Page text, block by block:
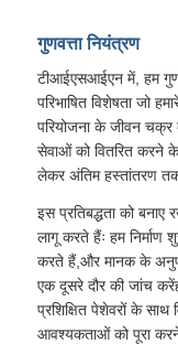
गुणवत्ता नियंत्रण
टीआईएसआईएन में, हम
परिभाषित विशेषता जो
परियोजना के जीवन चक्र
सेवाओं को वितरित करने के
लेकर अंतिम हस्तांतरण
इस प्रतिबद्धता को
लागू करते हैंः हम निर्माण
करते हैं,और मानक के
एक दूसरे दौर की जांच
प्रशिक्षित पेशेवरों के साथ
आवश्यकताओं को पूरा